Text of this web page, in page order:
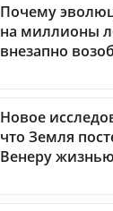
Почему
на миллионы
внезапно
Новое
что Земля
Венеру жизнью